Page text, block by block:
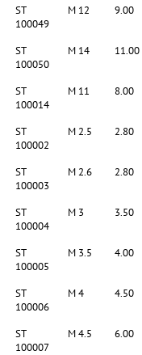
ST
100049
M 12 9.00
ST
100050
M 14 11.00
ST
100014
M 11 8.00
ST
100002
M 2.5 2.80
ST
100003
M 2.6 2.80
ST
100004
M 3 3.50
ST
100005
M 3.5 4.00
ST
100006
M 4 4.50
ST
100007
M 4.5 6.00